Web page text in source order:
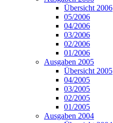
Übersicht 2006
05/2006
04/2006
03/2006
02/2006
01/2006
Ausgaben 2005
Übersicht 2005
04/2005
03/2005
02/2005
01/2005
Ausgaben 2004